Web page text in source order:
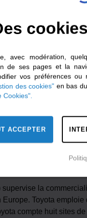
de décarbonation
du transport routier,
des camions
un
besoins de ses clients.
la
Toyota
compte huit sites
avec modération,
de ses pages et la
vos préférences
des cookies" en bas
Cookies".
ACCEPTER